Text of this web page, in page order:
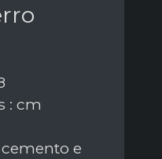
: cm
e